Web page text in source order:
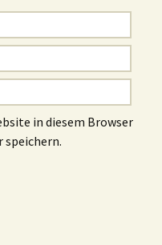
in diesem Browser